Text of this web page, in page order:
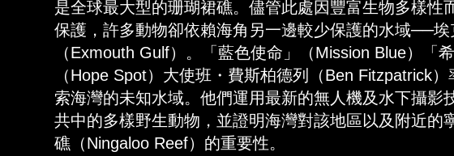
是全球最大型的珊瑚裙礁。儘管此處因豐富生物多樣性
保護，許多動物卻依賴海角另一邊較少保護的水域──埃
（Exmouth Gulf）。「藍色使命」（Mission Blue）「希
（Hope Spot）大使班・費斯柏德列（Ben Fitzpatrick
索海灣的未知水域。他們運用最新的無人機及水下攝影
共中的多樣野生動物，並證明海灣對該地區以及附近的
礁（Ningaloo Reef）的重要性。